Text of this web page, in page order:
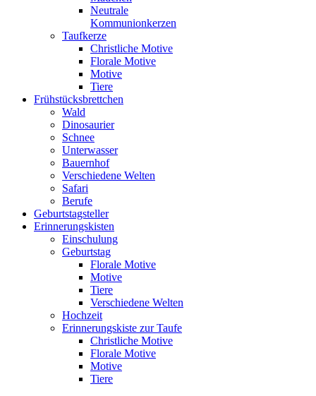
Neutrale
Kommunionkerzen
Taufkerze
Christliche Motive
Florale Motive
Motive
Tiere
Frühstücksbrettchen
Wald
Dinosaurier
Schnee
Unterwasser
Bauernhof
Verschiedene Welten
Safari
Berufe
Geburtstagsteller
Erinnerungskisten
Einschulung
Geburtstag
Florale Motive
Motive
Tiere
Verschiedene Welten
Hochzeit
Erinnerungskiste zur Taufe
Christliche Motive
Florale Motive
Motive
Tiere